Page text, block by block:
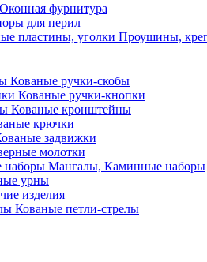
Оконная фурнитура
для перил
Проушины,
Кованые ручки-скобы
Кованые ручки-кнопки
Кованые кронштейны
крючки
задвижки
молотки
Мангалы, Каминные наборы
урны
изделия
Кованые петли-стрелы